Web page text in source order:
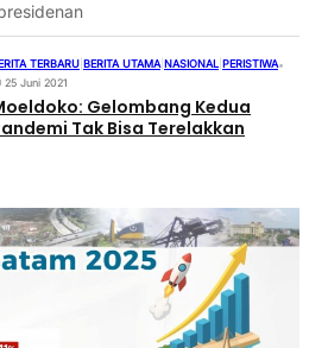
TERBARU BERITA UTAMA NASIONAL PERISTIWA•
25 Juni 2021
Gelombang Kedua
Tak Bisa Terelakkan